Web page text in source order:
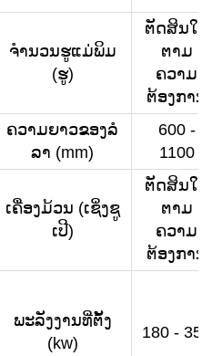
ຈຳນວນຮູແມ່ພິມ
(ຮູ)
ຕັດສິນໃຈ
ຕາມ
ຄວາມ
ຕ້ອງການ
ຄວາມຍາວຂອງລໍ
ລາ (mm)
600 -
1100
ເຄື່ອງມ້ວນ (ເຊິ່ງຊູ
ເປີ)
ຕັດສິນໃຈ
ຕາມ
ຄວາມ
ຕ້ອງການ
ພະລັງງານທີ່ຕັ້ງ
(kw)
180 - 350